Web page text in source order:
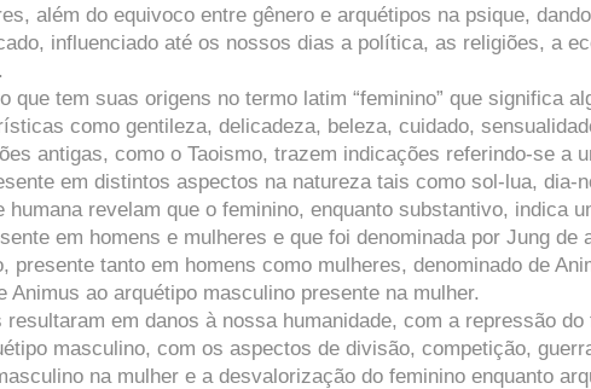
além do equivoco entre gênero e arquétipos na psique,
influenciado até os nossos dias a política, as religiões, a
que tem suas origens no termo latim “feminino” que significa
como gentileza, delicadeza, beleza, cuidado,
antigas, como o Taoismo, trazem indicações referindo-se a
em distintos aspectos na natureza tais como sol-lua, dia-
humana revelam que o feminino, enquanto substantivo, indica
em homens e mulheres e que foi denominada por Jung de
presente tanto em homens como mulheres, denominado de
Animus ao arquétipo masculino presente na mulher.
em danos à nossa humanidade, com a repressão
masculino, com os aspectos de divisão, competição,
na mulher e a desvalorização do feminino enquanto